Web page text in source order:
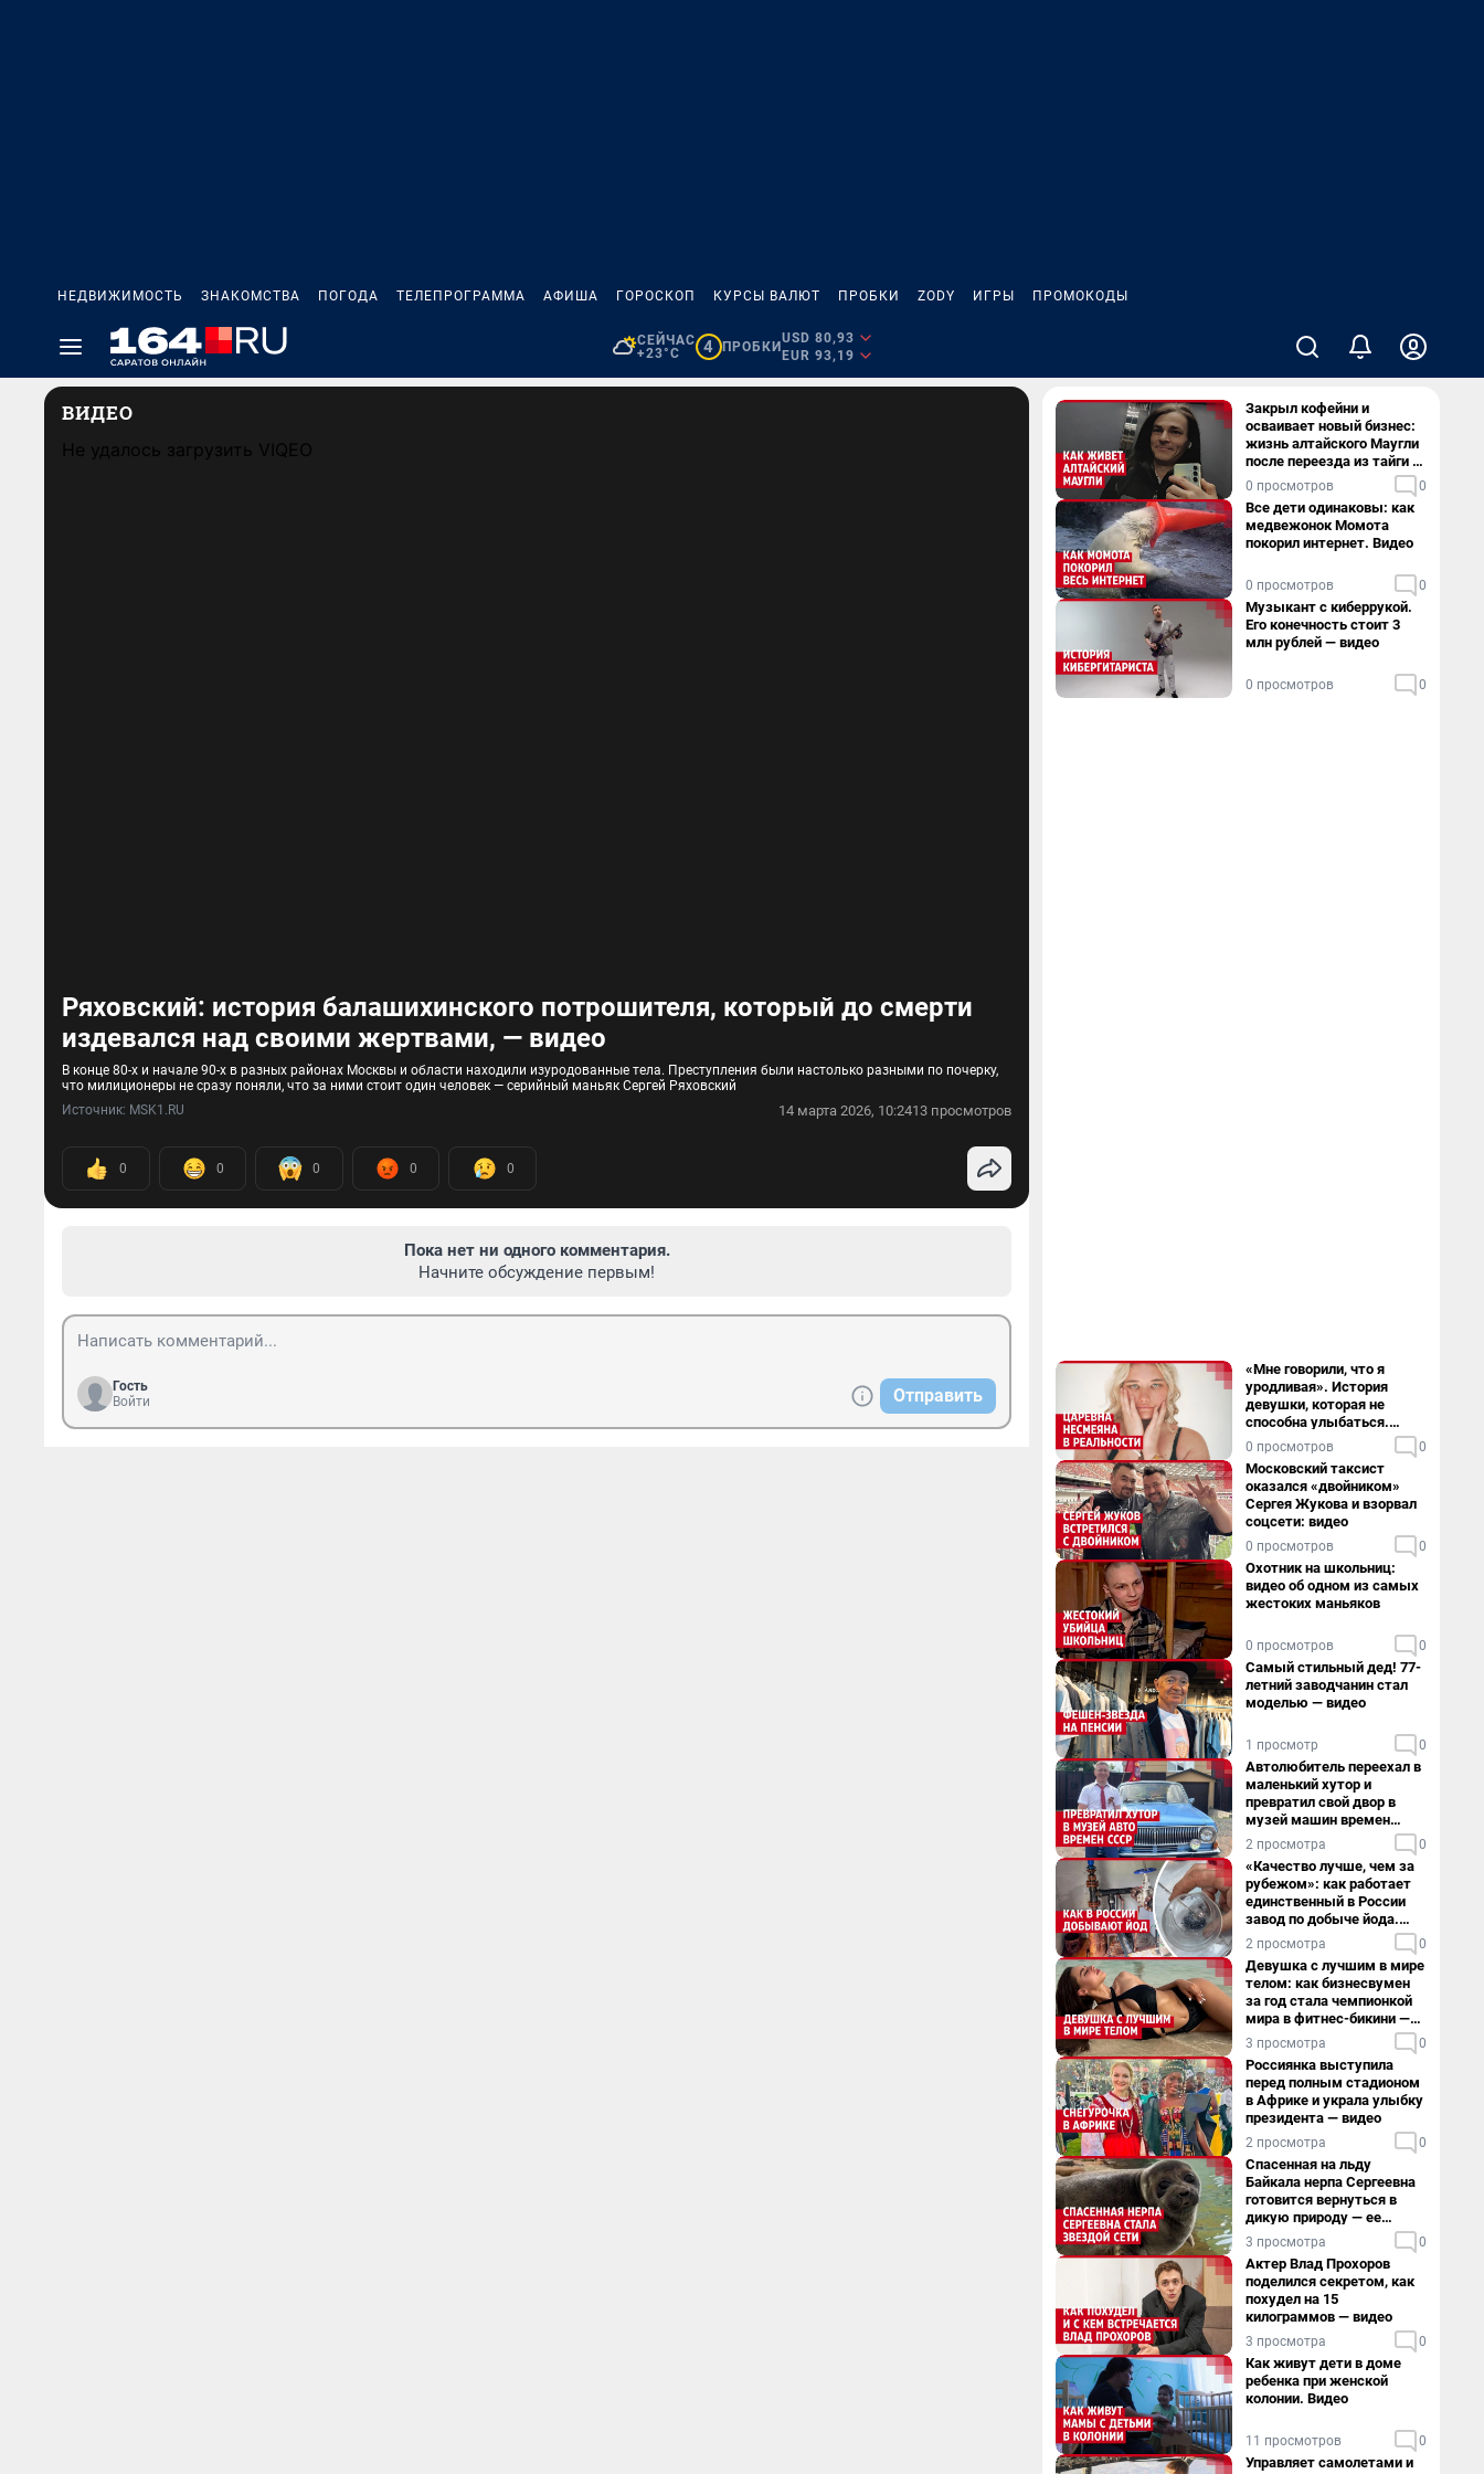
НЕДВИЖИМОСТЬ ЗНАКОМСТВА ПОГОДА ТЕЛЕПРОГРАММА АФИША ГОРОСКОП КУРСЫ ВАЛЮТ ПРОБКИ ZODY ИГРЫ ПРОМОКОДЫ
СЕЙЧАС
+23°C
4 ПРОБКИ
USD 80,93
EUR 93,19
ВИДЕО
Не удалось загрузить VIQEO
Ряховский: история балашихинского потрошителя, который до смерти
издевался над своими жертвами, — видео
В конце 80-х и начале 90-х в разных районах Москвы и области находили изуродованные тела. Преступления были настолько разными по почерку,
что милиционеры не сразу поняли, что за ними стоит один человек — серийный маньяк Сергей Ряховский
Источник: MSK1.RU 14 марта 2026, 10:2413 просмотров
0 0 0 0 0
Пока нет ни одного комментария.
Начните обсуждение первым!
Гость
Войти
Отправить
Закрыл кофейни и
осваивает новый бизнес:
жизнь алтайского Маугли
после переезда из тайги в
столицу
0 просмотров 0
Все дети одинаковы: как
медвежонок Момота
покорил интернет. Видео
0 просмотров 0
Музыкант с киберрукой.
Его конечность стоит 3
млн рублей — видео
0 просмотров 0
«Мне говорили, что я
уродливая». История
девушки, которая не
способна улыбаться.
Видео
0 просмотров 0
Московский таксист
оказался «двойником»
Сергея Жукова и взорвал
соцсети: видео
0 просмотров 0
Охотник на школьниц:
видео об одном из самых
жестоких маньяков
0 просмотров 0
Самый стильный дед! 77-
летний заводчанин стал
моделью — видео
1 просмотр 0
Автолюбитель переехал в
маленький хутор и
превратил свой двор в
музей машин времен
СССР. Видео
2 просмотра 0
«Качество лучше, чем за
рубежом»: как работает
единственный в России
завод по добыче йода.
Видео
2 просмотра 0
Девушка с лучшим в мире
телом: как бизнесвумен
за год стала чемпионкой
мира в фитнес-бикини —
видео
3 просмотра 0
Россиянка выступила
перед полным стадионом
в Африке и украла улыбку
президента — видео
2 просмотра 0
Спасенная на льду
Байкала нерпа Сергеевна
готовится вернуться в
дикую природу — ее
видеоистория
3 просмотра 0
Актер Влад Прохоров
поделился секретом, как
похудел на 15
килограммов — видео
3 просмотра 0
Как живут дети в доме
ребенка при женской
колонии. Видео
11 просмотров 0
Управляет самолетами и